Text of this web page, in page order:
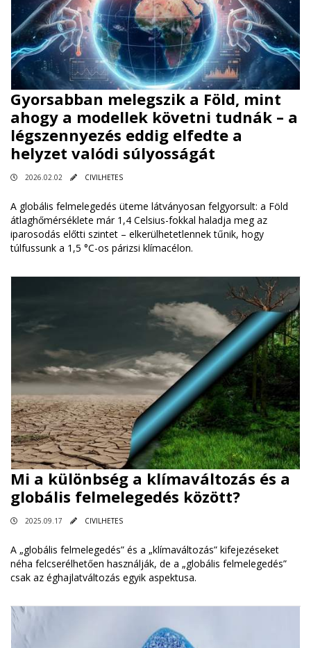
Gyorsabban melegszik a Föld, mint
ahogy a modellek követni tudnák – a
légszennyezés eddig elfedte a
helyzet valódi súlyosságát
2026.02.02 CIVILHETES
A globális felmelegedés üteme látványosan felgyorsult: a Föld
átlaghőmérséklete már 1,4 Celsius-fokkal haladja meg az
iparosodás előtti szintet – elkerülhetetlennek tűnik, hogy
túlfussunk a 1,5 °C-os párizsi klímacélon.
Mi a különbség a klímaváltozás és a
globális felmelegedés között?
2025.09.17 CIVILHETES
A „globális felmelegedés” és a „klímaváltozás” kifejezéseket
néha felcserélhetően használják, de a „globális felmelegedés”
csak az éghajlatváltozás egyik aspektusa.